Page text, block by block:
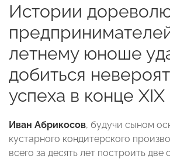
Истории
летнему юноше
добиться
успеха в конце XIX
Иван Абрикосов, будучи сыном
кустарного кондитерского
всего за десять лет построить